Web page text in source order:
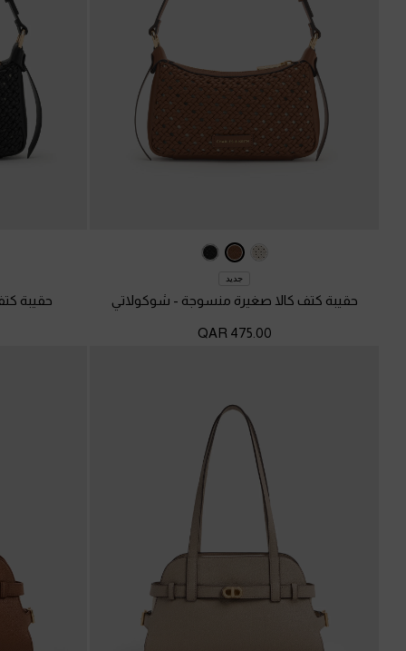
جديد
حقيبة كتف كالا صغيرة منسوجة - شوكولاتي
475.00 QAR
حقيبة